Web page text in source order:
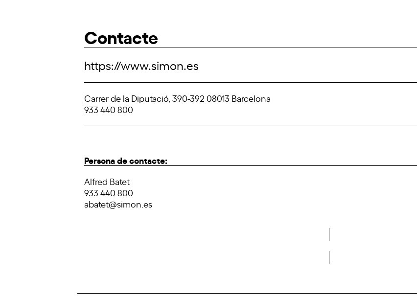
Contacte
https://www.simon.es
Carrer de la Diputació, 390-392 08013 Barcelona
933 440 800
Persona de contacte:
Alfred Batet
933 440 800
abatet@simon.es